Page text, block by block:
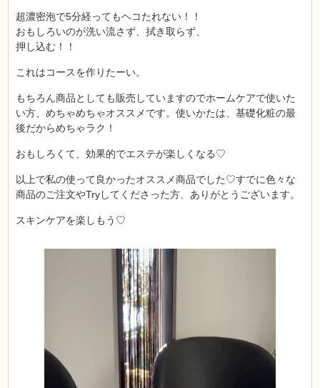
超濃密泡で5分経ってもヘコたれない！！
おもしろいのが洗い流さず、拭き取らず、
押し込む！！
これはコースを作りたーい。
もちろん商品としても販売していますのでホームケアで使いた
い方、めちゃめちゃオススメです。使いかたは、基礎化粧の最
後だからめちゃラク！
おもしろくて、効果的でエステが楽しくなる♡
以上で私の使って良かったオススメ商品でした♡すでに色々な
商品のご注文やTryしてくださった方、ありがとうございます。
スキンケアを楽しもう♡